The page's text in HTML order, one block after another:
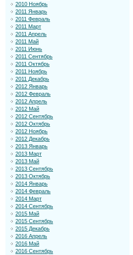
2010 Ноябрь
2011 Январь
2011 Февраль
2011 Март
2011 Апрель
2011 Май
2011 Июнь
2011 Сентябрь
2011 Октябрь
2011 Ноябрь
2011 Декабрь
2012 Январь
2012 Февраль
2012 Апрель
2012 Май
2012 Сентябрь
2012 Октябрь
2012 Ноябрь
2012 Декабрь
2013 Январь
2013 Март
2013 Май
2013 Сентябрь
2013 Октябрь
2014 Январь
2014 Февраль
2014 Март
2014 Сентябрь
2015 Май
2015 Сентябрь
2015 Декабрь
2016 Апрель
2016 Май
2016 Сентябрь